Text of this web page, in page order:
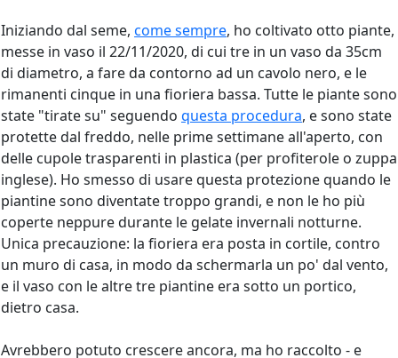
Iniziando dal seme, come sempre, ho coltivato otto piante,
messe in vaso il 22/11/2020, di cui tre in un vaso da 35cm
di diametro, a fare da contorno ad un cavolo nero, e le
rimanenti cinque in una fioriera bassa. Tutte le piante sono
state "tirate su" seguendo questa procedura, e sono state
protette dal freddo, nelle prime settimane all'aperto, con
delle cupole trasparenti in plastica (per profiterole o zuppa
inglese). Ho smesso di usare questa protezione quando le
piantine sono diventate troppo grandi, e non le ho più
coperte neppure durante le gelate invernali notturne.
Unica precauzione: la fioriera era posta in cortile, contro
un muro di casa, in modo da schermarla un po' dal vento,
e il vaso con le altre tre piantine era sotto un portico,
dietro casa.
Avrebbero potuto crescere ancora, ma ho raccolto - e